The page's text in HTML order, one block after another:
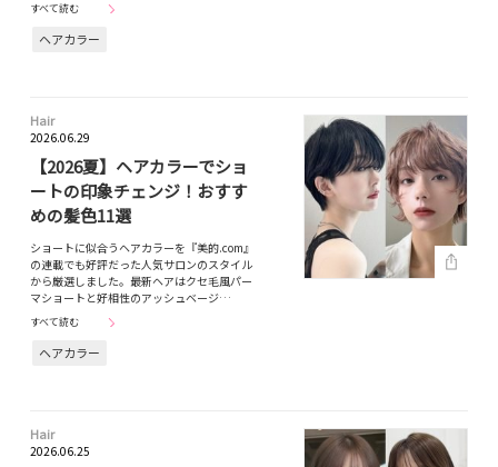
すべて読む
ヘアカラー
Hair
2026.06.29
【2026夏】ヘアカラーでショ
ートの印象チェンジ！おすす
めの髪色11選
ショートに似合うヘアカラーを『美的.com』
の連載でも好評だった人気サロンのスタイル
から厳選しました。最新ヘアはクセ毛風パー
マショートと好相性のアッシュベージ…
すべて読む
ヘアカラー
Hair
2026.06.25